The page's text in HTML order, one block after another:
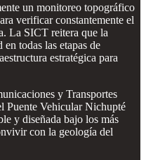
un monitoreo topográfico
verificar constantemente el
La SICT reitera que la
todas las etapas de
estratégica para
y Transportes
Puente Vehicular Nichupté
y diseñada bajo los más
con la geología del